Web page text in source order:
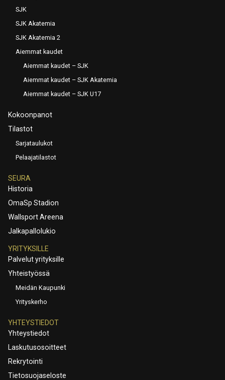
SJK
SJK Akatemia
SJK Akatemia 2
Aiemmat kaudet
Aiemmat kaudet – SJK
Aiemmat kaudet – SJK Akatemia
Aiemmat kaudet – SJK U17
Kokoonpanot
Tilastot
Sarjataulukot
Pelaajatilastot
SEURA
Historia
OmaSp Stadion
Wallsport Areena
Jalkapallolukio
YRITYKSILLE
Palvelut yrityksille
Yhteistyössä
Meidän Kaupunki
Yrityskerho
YHTEYSTIEDOT
Yhteystiedot
Laskutusosoitteet
Rekrytointi
Tietosuojaseloste